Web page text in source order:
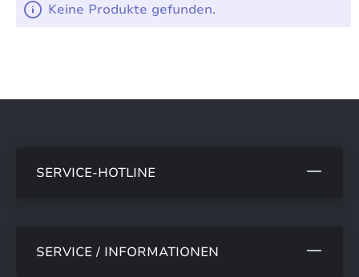
Keine Produkte gefunden.
SERVICE-HOTLINE
SERVICE / INFORMATIONEN